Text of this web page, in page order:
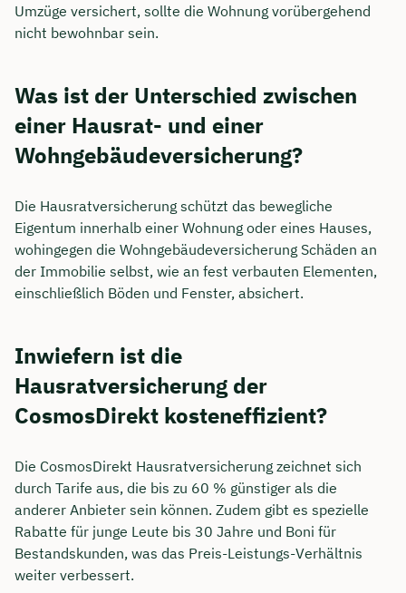
Umzüge versichert, sollte die Wohnung vorübergehend
nicht bewohnbar sein.
Was ist der Unterschied zwischen
einer Hausrat- und einer
Wohngebäudeversicherung?
Die Hausratversicherung schützt das bewegliche
Eigentum innerhalb einer Wohnung oder eines Hauses,
wohingegen die Wohngebäudeversicherung Schäden an
der Immobilie selbst, wie an fest verbauten Elementen,
einschließlich Böden und Fenster, absichert.
Inwiefern ist die
Hausratversicherung der
CosmosDirekt kosteneffizient?
Die CosmosDirekt Hausratversicherung zeichnet sich
durch Tarife aus, die bis zu 60 % günstiger als die
anderer Anbieter sein können. Zudem gibt es spezielle
Rabatte für junge Leute bis 30 Jahre und Boni für
Bestandskunden, was das Preis-Leistungs-Verhältnis
weiter verbessert.